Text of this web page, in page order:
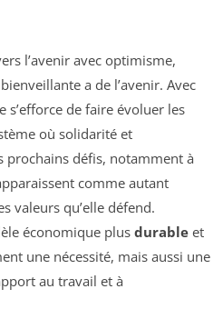
l’avenir avec optimisme,
a de l’avenir. Avec
de faire évoluer les
où solidarité et
prochains défis, notamment à
comme autant
valeurs qu’elle défend.
économique plus durable et
une nécessité, mais aussi une
au travail et à